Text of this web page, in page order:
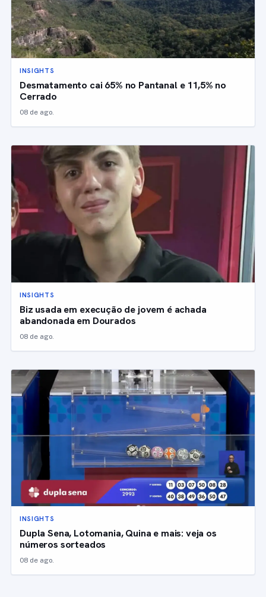
INSIGHTS
Desmatamento cai 65% no Pantanal e 11,5% no
Cerrado
08 de ago.
INSIGHTS
Biz usada em execução de jovem é achada
abandonada em Dourados
08 de ago.
INSIGHTS
Dupla Sena, Lotomania, Quina e mais: veja os
números sorteados
08 de ago.